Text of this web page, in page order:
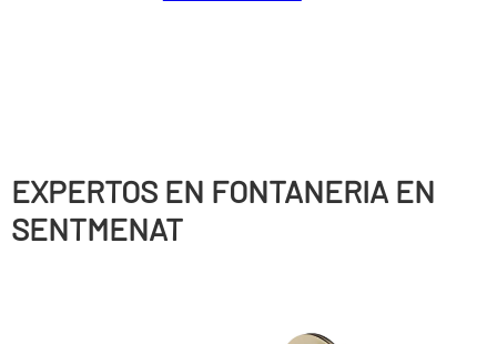
EXPERTOS EN FONTANERIA EN
SENTMENAT